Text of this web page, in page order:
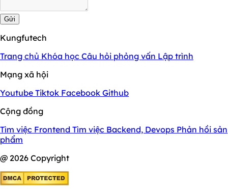
Gửi
Kungfutech
Trang chủ Khóa học Câu hỏi phỏng vấn Lập trình
Mạng xã hội
Youtube Tiktok Facebook Github
Cộng đồng
Tìm việc Frontend Tìm việc Backend, Devops Phản hồi sản
phẩm
@ 2026 Copyright